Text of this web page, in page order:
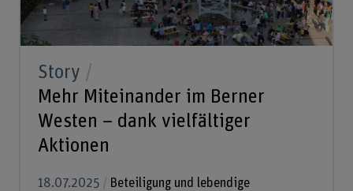
Story
Mehr Miteinander im Berner
Westen – dank vielfältiger
Aktionen
18.07.2025
Beteiligung und lebendige